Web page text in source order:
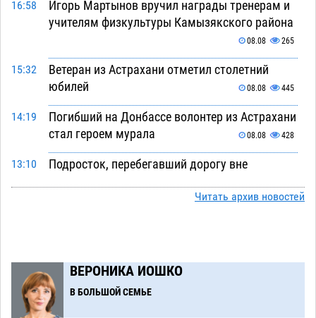
16:58
Игорь Мартынов вручил награды тренерам и
учителям физкультуры Камызякского района
08.08 265
15:32
Ветеран из Астрахани отметил столетний
юбилей
08.08 445
14:19
Погибший на Донбассе волонтер из Астрахани
стал героем мурала
08.08 428
13:10
Подросток, перебегавший дорогу вне
08.08 567
08.08 368
10:51
Фаворитская ноша: астраханские
гандболисты крупно проиграли пермякам
Читать архив новостей
ВЕРОНИКА ИОШКО
В БОЛЬШОЙ СЕМЬЕ